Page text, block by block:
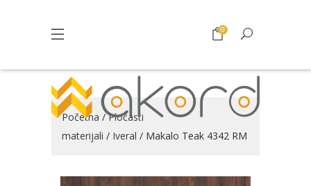
0
Početna /Pločasti
materijali / Iveral / Makalo Teak 4342 RM